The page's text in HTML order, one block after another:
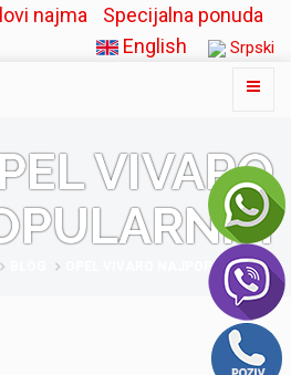
najma
Specijalna ponuda
English
Srpski
VIVARO
OPEL VIVARO NAJPOPULARNIJI